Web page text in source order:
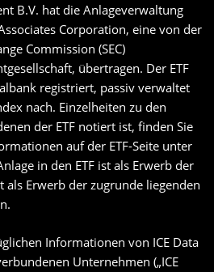
B.V. hat die Anlageverwaltung
Corporation, eine von der
Commission (SEC)
übertragen. Der ETF
registriert, passiv verwaltet
nach. Einzelheiten zu den
der ETF notiert ist, finden Sie
auf der ETF-Seite unter
in den ETF ist als Erwerb der
als Erwerb der zugrunde liegenden
Informationen von ICE Data
Unternehmen („ICE